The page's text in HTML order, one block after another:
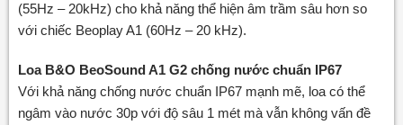
(55Hz – 20kHz) cho khả năng thể hiện âm trầm sâu hơn so
với chiếc Beoplay A1 (60Hz – 20 kHz).
Loa B&O BeoSound A1 G2 chống nước chuẩn IP67
Với khả năng chống nước chuẩn IP67 mạnh mẽ, loa có thể
ngâm vào nước 30p với độ sâu 1 mét mà vẫn không vấn đề